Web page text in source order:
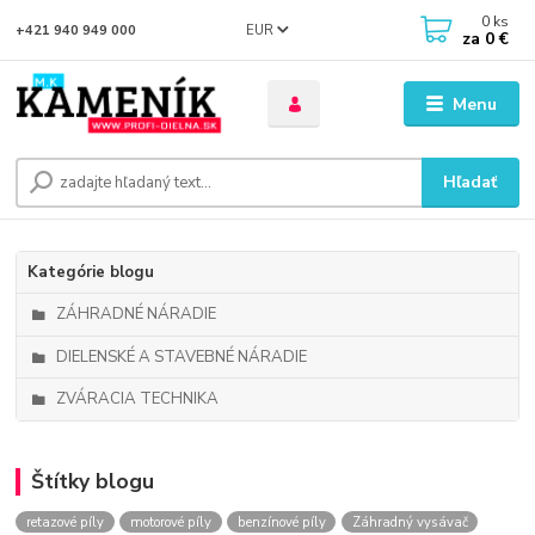
Menu
EUR
Hľadať
+421 940 949 000 0 ks
za 0 €
Kategórie blogu
ZÁHRADNÉ NÁRADIE
DIELENSKÉ A STAVEBNÉ NÁRADIE
ZVÁRACIA TECHNIKA
Štítky blogu
retazové píly motorové píly benzínové píly
Záhradný vysávač